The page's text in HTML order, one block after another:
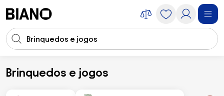
Entrada de pesquisa
Brinquedos e jogos
Infantil Brinquedos e jogos